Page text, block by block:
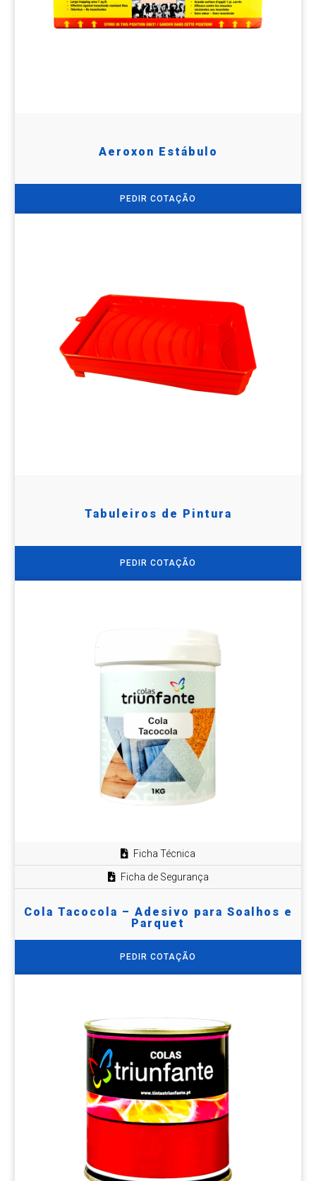
Aeroxon Estábulo
PEDIR COTAÇÃO
Tabuleiros de Pintura
PEDIR COTAÇÃO
Ficha Técnica
Ficha de Segurança
Cola Tacocola – Adesivo para Soalhos e
Parquet
PEDIR COTAÇÃO